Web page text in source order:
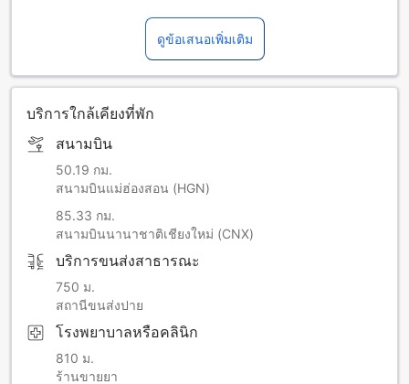
ดูข้อเสนอเพิ่มเติม
บริการใกล้เคียงที่พัก
สนามบิน
50.19 กม.
สนามบินแม่ฮ่องสอน (HGN)
85.33 กม.
สนามบินนานาชาติเชียงใหม่ (CNX)
บริการขนส่งสาธารณะ
750 ม.
สถานีขนส่งปาย
โรงพยาบาลหรือคลินิก
810 ม.
ร้านขายยา